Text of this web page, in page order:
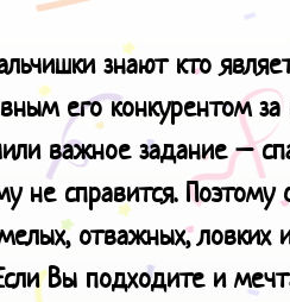
знают кто
его конкурентом
важное задание –
не справится. Поэтому
отважных, ловких
Вы подходите и